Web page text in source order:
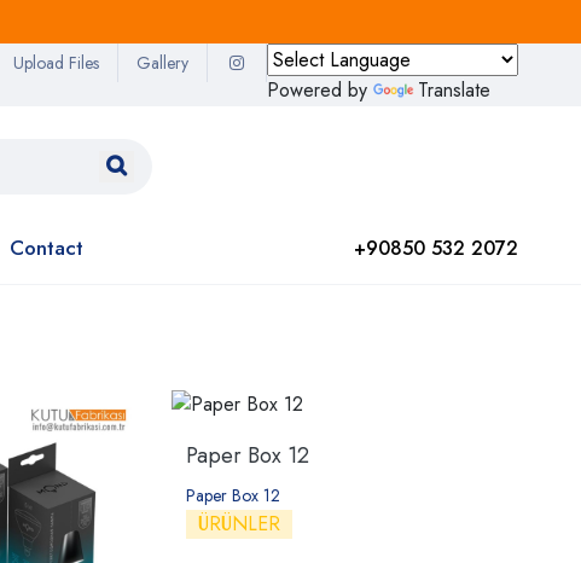
Powered by Translate
Upload Files Gallery
Contact +90850 532 2072
Paper Box 12
Paper Box 12
ÜRÜNLER